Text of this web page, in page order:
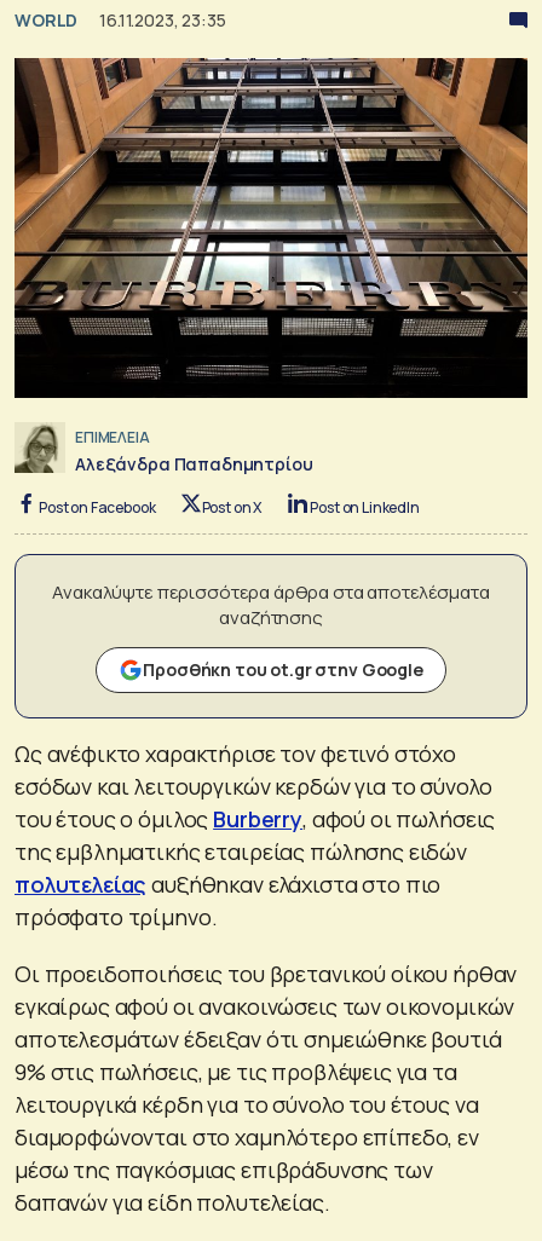
WORLD 16.11.2023, 23:35
ΕΠΙΜΕΛΕΙΑ
Αλεξάνδρα Παπαδημητρίου
Post on Facebook Post on X Post on LinkedIn
Ανακαλύψτε περισσότερα άρθρα στα αποτελέσματα
αναζήτησης
Προσθήκη του ot.gr στην Google
Ως ανέφικτο χαρακτήρισε τον φετινό στόχο
εσόδων και λειτουργικών κερδών για το σύνολο
του έτους ο όμιλος Burberry, αφού οι πωλήσεις
της εμβληματικής εταιρείας πώλησης ειδών
πολυτελείας αυξήθηκαν ελάχιστα στο πιο
πρόσφατο τρίμηνο.
Οι προειδοποιήσεις του βρετανικού οίκου ήρθαν
εγκαίρως αφού οι ανακοινώσεις των οικονομικών
αποτελεσμάτων έδειξαν ότι σημειώθηκε βουτιά
9% στις πωλήσεις, με τις προβλέψεις για τα
λειτουργικά κέρδη για το σύνολο του έτους να
διαμορφώνονται στο χαμηλότερο επίπεδο, εν
μέσω της παγκόσμιας επιβράδυνσης των
δαπανών για είδη πολυτελείας.